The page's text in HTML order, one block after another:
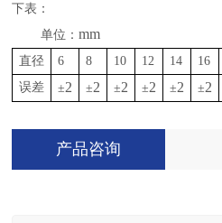
下表：
单位：mm
直径 6 8 10 12 14 16
误差
±2 ±2 ±2 ±2 ±2 ±2
产品咨询